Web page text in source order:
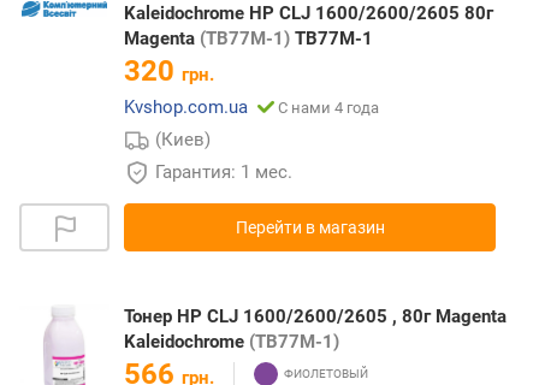
Kaleidochrome HP CLJ 1600/2600/2605 80г
Magenta (TB77M-1) TB77M-1
320 грн.
Kvshop.com.ua
С нами 4 года
(Киев)
Гарантия: 1 мес.
Перейти в магазин
Тонер HP CLJ 1600/2600/2605 , 80г Magenta
Kaleidochrome (TB77M-1)
566 грн.